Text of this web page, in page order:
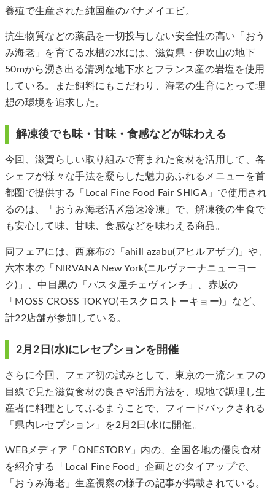
養殖で生産された純国産のバナメイエビ。
抗生物質などの薬品を一切投与しない安全性の高い「おう
み海老」を育てる水槽の水には、滋賀県・伊吹山の地下
50mから湧き出る清冽な地下水とフランス産の岩塩を使用
している。また飼料にもこだわり、海老の生育にとって理
想の環境を追求した。
解凍後でも味・甘味・食感などが味わえる
今回、滋賀らしい取り組みで育まれた食材を活用して、各
シェフが様々な手法を凝らした魅力あふれるメニューを首
都圏で提供する「Local Fine Food Fair SHIGA」で使用され
るのは、「おうみ海老活〆急速冷凍」で、解凍後の生食で
も安心して味、甘味、食感などを味わえる商品。
同フェアには、西麻布の「ahill azabu(アヒルアザブ)」や、
六本木の「NIRVANA New York(ニルヴァーナニューヨー
ク)」、中目黒の「パスタ屋チェヴィンチ」、赤坂の
「MOSS CROSS TOKYO(モスクロストーキョー)」など、
計22店舗が参加している。
2月2日(水)にレセプションを開催
さらに今回、フェア初の試みとして、東京の一流シェフの
目線で見た滋賀食材の良さや活用方法を、現地で調理し生
産者に料理としてふるまうことで、フィードバックされる
「県内レセプション」を2月2日(水)に開催。
WEBメディア「ONESTORY」内の、全国各地の優良食材
を紹介する「Local Fine Food」企画とのタイアップで、
「おうみ海老」生産視察の様子の記事が掲載されている。